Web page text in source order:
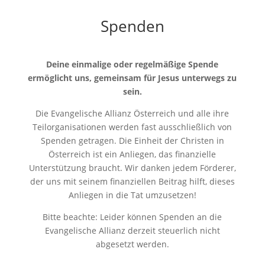
Spenden
Deine einmalige oder regelmäßige Spende
ermöglicht uns, gemeinsam für Jesus unterwegs zu
sein.
Die Evangelische Allianz Österreich und alle ihre
Teilorganisationen werden fast ausschließlich von
Spenden getragen. Die Einheit der Christen in
Österreich ist ein Anliegen, das finanzielle
Unterstützung braucht. Wir danken jedem Förderer,
der uns mit seinem finanziellen Beitrag hilft, dieses
Anliegen in die Tat umzusetzen!
Bitte beachte: Leider können Spenden an die
Evangelische Allianz derzeit steuerlich nicht
abgesetzt werden.